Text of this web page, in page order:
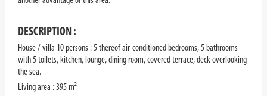
DESCRIPTION:
House / villa 10 persons : 5 thereof air-conditioned bedrooms, 5 bathrooms
with 5 toilets, kitchen, lounge, dining room, covered terrace, deck overlooking
the sea.
Living area : 395 m²